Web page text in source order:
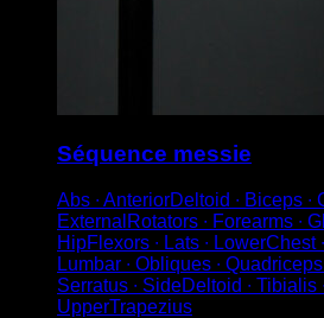
Séquence messie
Abs ∙ AnteriorDeltoid ∙ Biceps ∙
ExternalRotators ∙ Forearms ∙
HipFlexors ∙ Lats ∙ LowerChest
Lumbar ∙ Obliques ∙
Serratus ∙ SideDeltoid ∙ Tibialis
UpperTrapezius